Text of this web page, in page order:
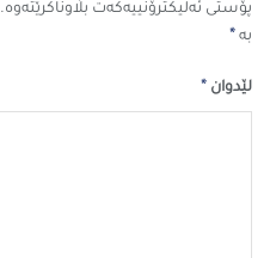
پۆستی ئەلیکترۆنییەکەت بڵاوناکرێتەوە.
بە *
لێدوان *